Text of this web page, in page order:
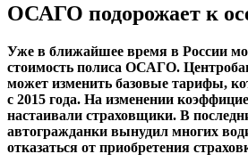
ОСАГО подорожает к
Уже в ближайшее время в России
стоимость полиса ОСАГО.
может изменить базовые тарифы,
с 2015 года. На изменении
настаивали страховщики. В
автогражданки вынудил многих
отказаться от приобретения